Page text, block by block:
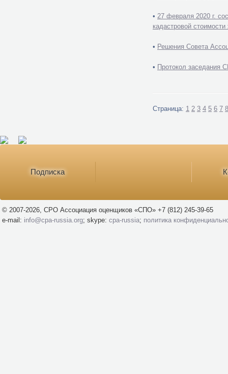
• 27 февраля 2020 г.
кадастровой
• Решения Совета
• Протокол заседания
Страница: 1 2 3 4 5 6 7 8
Подписка
© 2007-2026, СРО Ассоциация оценщиков «СПО» +7 (812) 245-39-65
e-mail: info@cpa-russia.org; skype: cpa-russia; политика